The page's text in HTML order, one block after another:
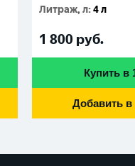
Литраж, л:4 л
1 800 руб.
Купить в
Добавить в